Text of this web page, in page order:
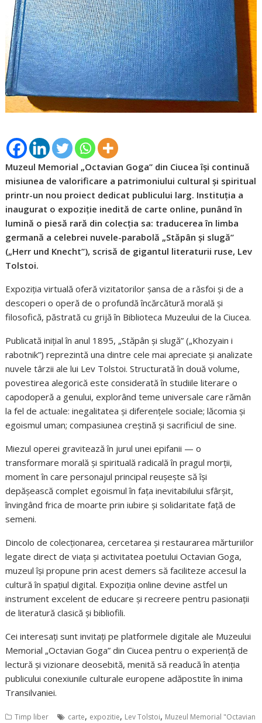
Muzeul Memorial „Octavian Goga” din Ciucea își continuă
misiunea de valorificare a patrimoniului cultural și spiritual
printr-un nou proiect dedicat publicului larg. Instituția a
inaugurat o expoziție inedită de carte online, punând în
lumină o piesă rară din colecția sa: traducerea în limba
germană a celebrei nuvele-parabolă „Stăpân și slugă”
(„Herr und Knecht”), scrisă de gigantul literaturii ruse, Lev
Tolstoi.
Expoziția virtuală oferă vizitatorilor șansa de a răsfoi și de a
descoperi o operă de o profundă încărcătură morală și
filosofică, păstrată cu grijă în Biblioteca Muzeului de la Ciucea.
Publicată inițial în anul 1895, „Stăpân și slugă” („Khozyain i
rabotnik”) reprezintă una dintre cele mai apreciate și analizate
nuvele târzii ale lui Lev Tolstoi. Structurată în două volume,
povestirea alegorică este considerată în studiile literare o
capodoperă a genului, explorând teme universale care rămân
la fel de actuale: inegalitatea și diferențele sociale; lăcomia și
egoismul uman; compasiunea creștină și sacrificiul de sine.
Miezul operei gravitează în jurul unei epifanii — o
transformare morală și spirituală radicală în pragul morții,
moment în care personajul principal reușește să își
depășească complet egoismul în fața inevitabilului sfârșit,
învingând frica de moarte prin iubire și solidaritate față de
semeni.
Dincolo de colecționarea, cercetarea și restaurarea mărturiilor
legate direct de viața și activitatea poetului Octavian Goga,
muzeul își propune prin acest demers să faciliteze accesul la
cultură în spațiul digital. Expoziția online devine astfel un
instrument excelent de educare și recreere pentru pasionații
de literatură clasică și bibliofili.
Cei interesați sunt invitați pe platformele digitale ale Muzeului
Memorial „Octavian Goga” din Ciucea pentru o experiență de
lectură și vizionare deosebită, menită să readucă în atenția
publicului conexiunile culturale europene adăpostite în inima
Transilvaniei.
Timp liber carte, expozitie, Lev Tolstoi, Muzeul Memorial "Octavian